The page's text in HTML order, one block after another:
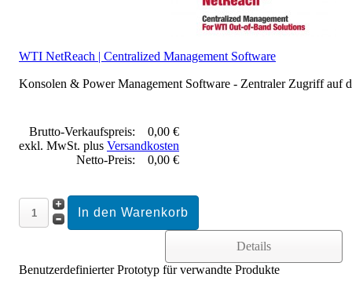
WTI NetReach | Centralized Management Software
Konsolen & Power Management Software - Zentraler Zugriff auf
Brutto-Verkaufspreis:
0,00 €
exkl. MwSt. plus Versandkosten
Netto-Preis:
0,00 €
Details
Benutzerdefinierter Prototyp für verwandte Produkte